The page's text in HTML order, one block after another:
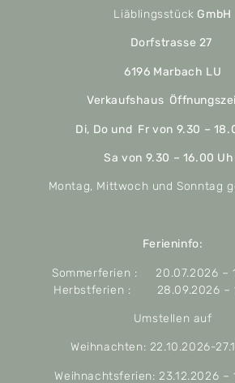
Liäblingsstück GmbH
Dorfstrasse 27
6196 Marbach LU
Verkaufshaus
Di, Do und Fr von 9.30 –
Sa von 9.30 – 16.00
Montag, Mittwoch und Sonntag
Ferieninfo:
Sommerferien : 20.07.2026 –
Herbstferien : 28.09.2026 –
Umstellen auf
Weihnachten: 22.10.2026-
Weihnachtsferien: 23.12.2026 –